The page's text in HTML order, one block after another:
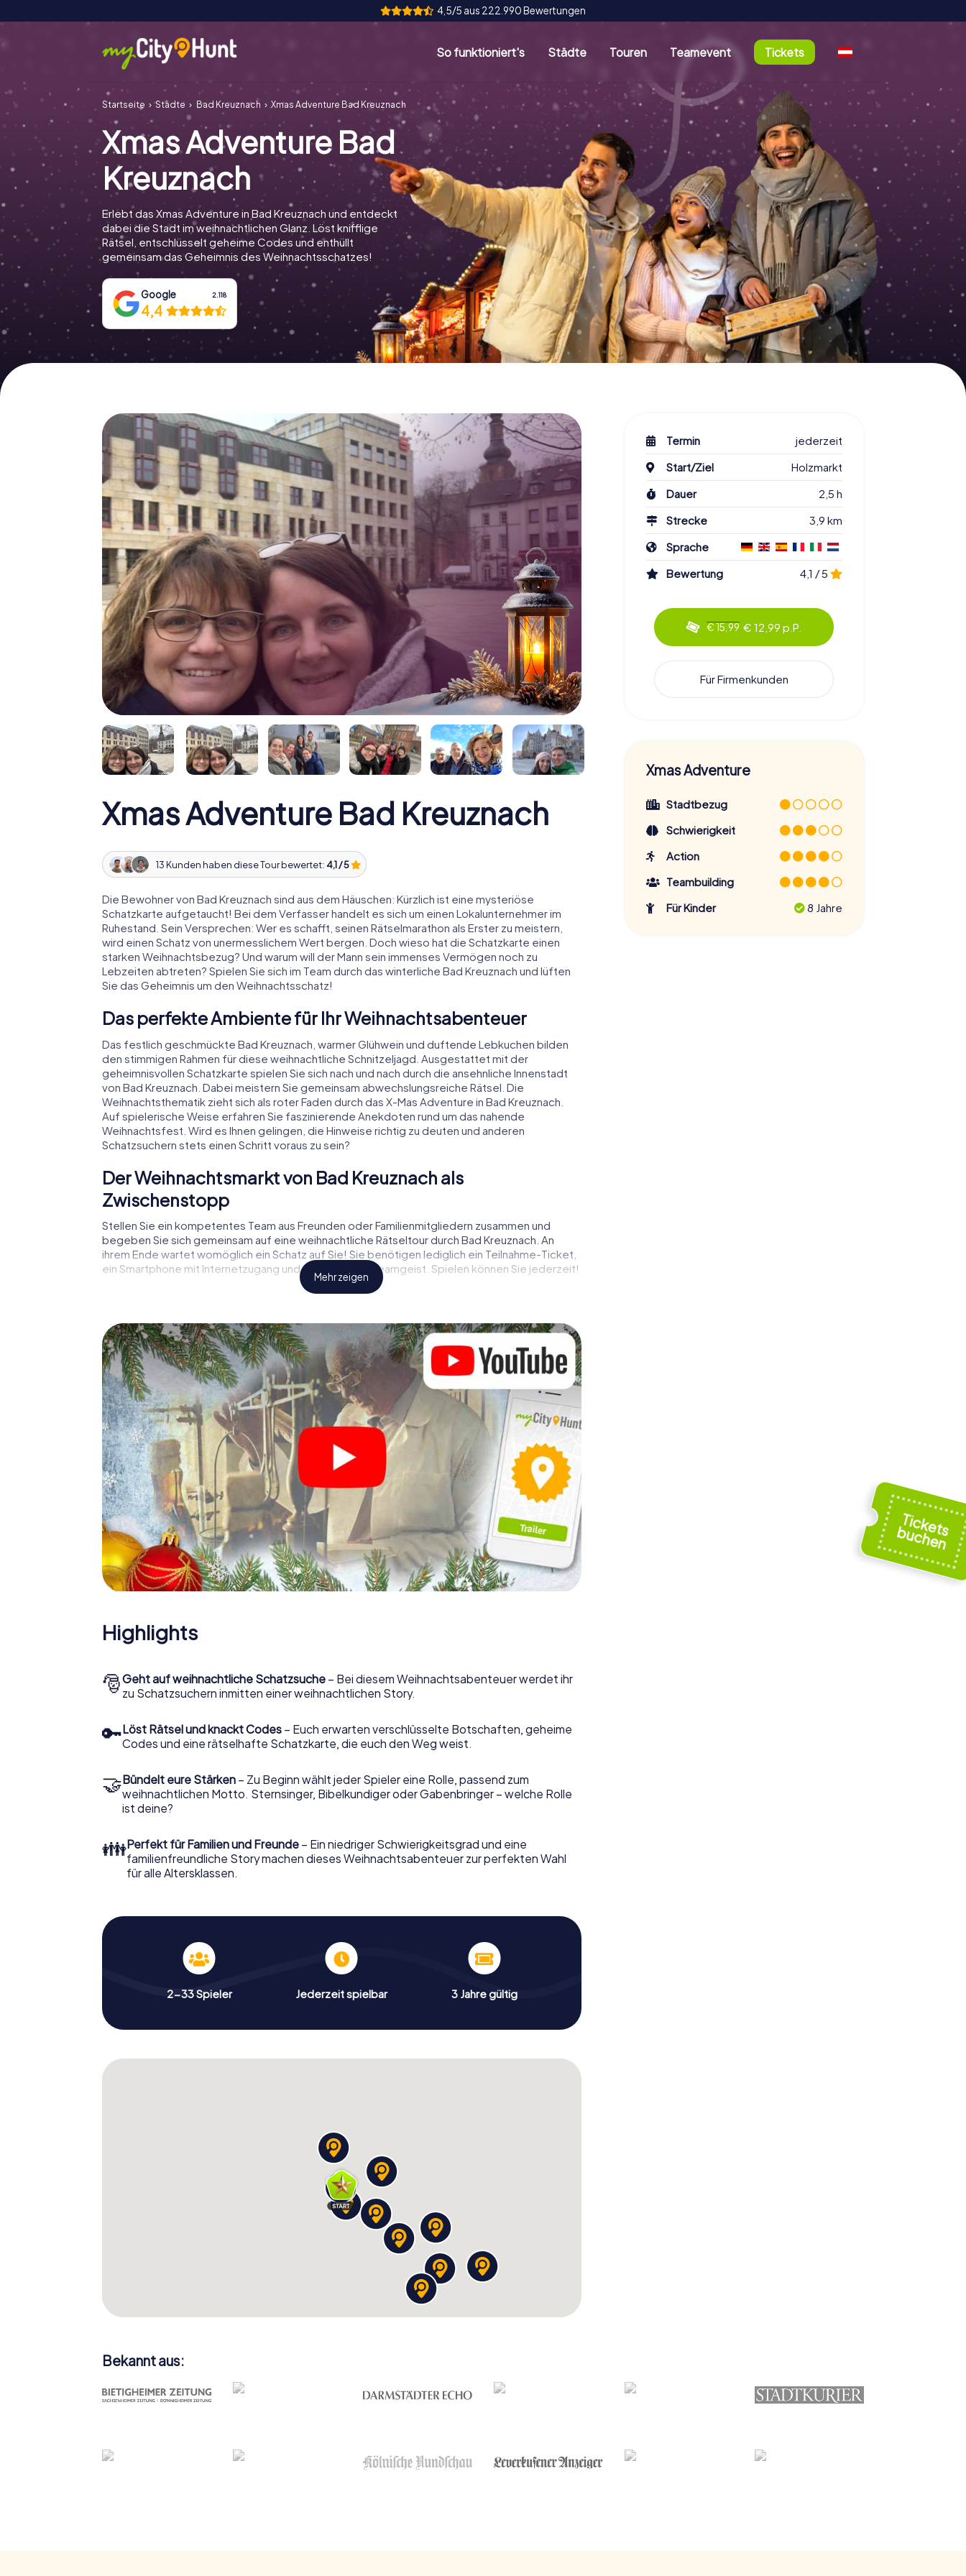
4,5/5 aus 222.990 Bewertungen
So funktioniert's Städte Touren Teamevent Tickets
Startseite Städte Bad Kreuznach Xmas Adventure Bad Kreuznach
Xmas Adventure Bad
Kreuznach
Erlebt das Xmas Adventure in Bad Kreuznach und entdeckt
dabei die Stadt im weihnachtlichen Glanz. Löst knifflige
Rätsel, entschlüsselt geheime Codes und enthüllt
gemeinsam das Geheimnis des Weihnachtsschatzes!
Google 2.118
4,4
Xmas Adventure Bad Kreuznach
13 Kunden haben diese Tour bewertet: 4,1 / 5
Die Bewohner von Bad Kreuznach sind aus dem Häuschen: Kürzlich ist eine mysteriöse
Schatzkarte aufgetaucht! Bei dem Verfasser handelt es sich um einen Lokalunternehmer im
Ruhestand. Sein Versprechen: Wer es schafft, seinen Rätselmarathon als Erster zu meistern,
wird einen Schatz von unermesslichem Wert bergen. Doch wieso hat die Schatzkarte einen
starken Weihnachtsbezug? Und warum will der Mann sein immenses Vermögen noch zu
Lebzeiten abtreten? Spielen Sie sich im Team durch das winterliche Bad Kreuznach und lüften
Sie das Geheimnis um den Weihnachtsschatz!
Das perfekte Ambiente für Ihr Weihnachtsabenteuer
Das festlich geschmückte Bad Kreuznach, warmer Glühwein und duftende Lebkuchen bilden
den stimmigen Rahmen für diese weihnachtliche Schnitzeljagd. Ausgestattet mit der
geheimnisvollen Schatzkarte spielen Sie sich nach und nach durch die ansehnliche Innenstadt
von Bad Kreuznach. Dabei meistern Sie gemeinsam abwechslungsreiche Rätsel. Die
Weihnachtsthematik zieht sich als roter Faden durch das X-Mas Adventure in Bad Kreuznach.
Auf spielerische Weise erfahren Sie faszinierende Anekdoten rund um das nahende
Weihnachtsfest. Wird es Ihnen gelingen, die Hinweise richtig zu deuten und anderen
Schatzsuchern stets einen Schritt voraus zu sein?
Der Weihnachtsmarkt von Bad Kreuznach als
Zwischenstopp
Stellen Sie ein kompetentes Team aus Freunden oder Familienmitgliedern zusammen und
begeben Sie sich gemeinsam auf eine weihnachtliche Rätseltour durch Bad Kreuznach. An
ihrem Ende wartet womöglich ein Schatz auf Sie! Sie benötigen lediglich ein Teilnahme-Ticket,
ein Smartphone mit Internetzugang und den richtigen Teamgeist. Spielen können Sie jederzeit!
Falls zwischendurch Ihre Kräfte nachlassen, können Sie einen Zwischenstopp in der Innenstadt
Glühwein oder Kinderpunsch zur Stärkung – doch vergessen Sie nicht, dass irgendwo in Bad
Kreuznach der Weihnachtsschatz auf Sie wartet!
Eine spannende Option für Ihre Weihnachtsfeier in Bad
Kreuznach
Das myCityHunt X-Mas Adventure eignet sich auch hervorragend als Programmpunkt Ihrer
Weihnachtsfeier in Bad Kreuznach: So kann eine interaktive Schnitzeljagd das gastronomische
Programm Ihrer Weihnachtsfeier in Bad Kreuznach ergänzen. Und auch ein Ausflug zum
Weihnachtsmarkt von Bad Kreuznach wird mit dem X-Mas Adventure zu einem Highlight.
Schließlich bietet die Smartphone Schnitzeljagd alles was man von einer perfekten
Weihnachtsfeier in Bad Kreuznach erwartet: Spaß, Teambuilding und eine stimmungsvolle
Weihnachtsthematik. Gönnen Sie Ihren Kollegen also einen unvergesslichen Ausklang des
Jahres und planen Sie unser X-Mas Adventure als Programmpunkt Ihrer Weihnachtsfeier in Bad
Kreuznach ein!
Mehr zeigen
Highlights
🎅Geht auf weihnachtliche Schatzsuche – Bei diesem Weihnachtsabenteuer werdet ihr
zu Schatzsuchern inmitten einer weihnachtlichen Story.
🔑Löst Rätsel und knackt Codes – Euch erwarten verschlüsselte Botschaften, geheime
Codes und eine rätselhafte Schatzkarte, die euch den Weg weist.
🤝Bündelt eure Stärken – Zu Beginn wählt jeder Spieler eine Rolle, passend zum
weihnachtlichen Motto. Sternsinger, Bibelkundiger oder Gabenbringer – welche Rolle
ist deine?
👪Perfekt für Familien und Freunde – Ein niedriger Schwierigkeitsgrad und eine
familienfreundliche Story machen dieses Weihnachtsabenteuer zur perfekten Wahl
für alle Altersklassen.
2-33 Spieler Jederzeit spielbar 3 Jahre gültig
Termin
jederzeit
Start/Ziel
Holzmarkt
Dauer
2,5 h
Strecke
3,9 km
Sprache
Bewertung
4,1 / 5
€ 15,99 € 12,99 p.P.
Für Firmenkunden
Xmas Adventure
Stadtbezug
Schwierigkeit
Action
Teambuilding
Für Kinder
8 Jahre
Bekannt aus: